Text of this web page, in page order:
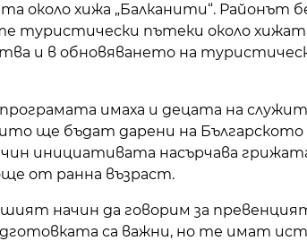
около хижа „Балканити“.
туристически пътеки около
и в обновяването на
имаха и децата на
ще бъдат дарени на
инициативата насърчава
от ранна възраст.
начин да говорим за
са важни, но те имат